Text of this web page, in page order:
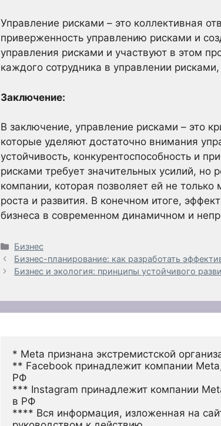
Управление рисками – это коллективная
приверженность управлению рисками и
управления рисками и участвуют в этом
каждого сотрудника в управлении
Заключение:
В заключение, управление рисками – это
которые уделяют достаточно внимания
устойчивость, конкурентоспособность и
рисками требует значительных усилий, но
компании, которая позволяет ей не
роста и развития. В конечном итоге,
бизнеса в современном динамичном и
Рубрики
Бизнес
Бизнес-планирование: как разработать
Бизнес и экология: принципы устойчивого
* Meta признана экстремистской
** Facebook принадлежит компании
РФ
*** Instagram принадлежит компании
в РФ
**** Вся информация, изложенная на